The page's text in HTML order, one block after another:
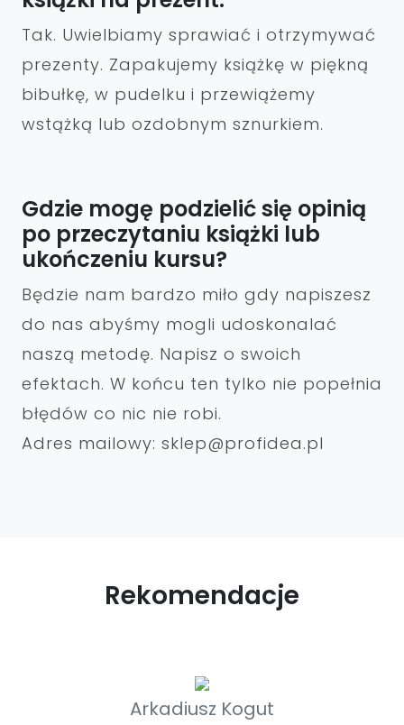
Tak. Uwielbiamy sprawiać i otrzymywać
prezenty. Zapakujemy książkę w piękną
bibułkę, w pudelku i przewiążemy
wstążką lub ozdobnym sznurkiem.
Gdzie mogę podzielić się opinią
po przeczytaniu książki lub
ukończeniu kursu?
Będzie nam bardzo miło gdy napiszesz
do nas abyśmy mogli udoskonalać
naszą metodę. Napisz o swoich
efektach. W końcu ten tylko nie popełnia
błędów co nic nie robi.
Adres mailowy: sklep@profidea.pl
Rekomendacje
Arkadiusz Kogut